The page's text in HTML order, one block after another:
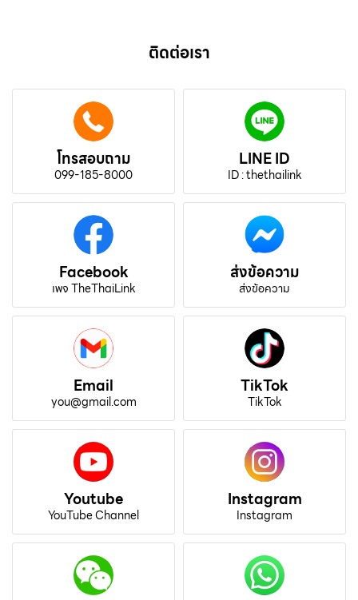
ติดต่อเรา
โทรสอบถาม
099-185-8000
LINE ID
ID : thethailink
Facebook
เพจ TheThaiLink
ส่งข้อความ
ส่งข้อความ
Email
you@gmail.com
TikTok
TikTok
Youtube
YouTube Channel
Instagram
Instagram